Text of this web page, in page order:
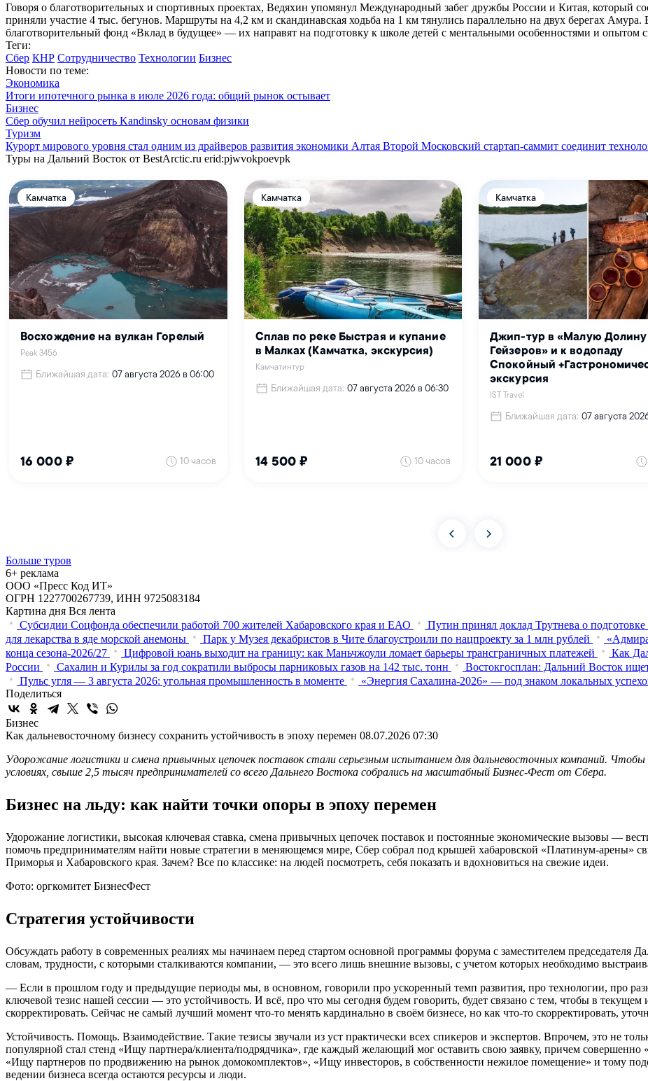
Говоря о благотворительных и спортивных проектах, Ведяхин упомянул Международный забег дружбы России и Китая, который
приняли участие 4 тыс. бегунов. Маршруты на 4,2 км и скандинавская ходьба на 1 км тянулись параллельно на двух берегах
благотворительный фонд «Вклад в будущее» — их направят на подготовку к школе детей с ментальными особенностями и опытом
Теги:
Сбер КНР Сотрудничество Технологии Бизнес
Новости по теме:
Экономика
Итоги ипотечного рынка в июле 2026 года: общий рынок остывает
Бизнес
Сбер обучил нейросеть Kandinsky основам физики
Туризм
Курорт мирового уровня стал одним из драйверов развития экономики Алтая Второй Московский стартап-саммит соединит
Туры на Дальний Восток от BestArctic.ru erid:pjwvokpoevpk
Больше туров
6+ реклама
ООО «Пресс Код ИТ»
ОГРН 1227700267739, ИНН 9725083184
Картина дня Вся лента
Субсидии Соцфонда обеспечили работой 700 жителей Хабаровского края и ЕАО
Путин принял доклад Трутнева о
для лекарства в яде морской анемоны
Парк у Музея декабристов в Чите благоустроили по нацпроекту за 1 млн рублей
конца сезона-2026/27
Цифровой юань выходит на границу: как Маньчжоули ломает барьеры трансграничных платежей
Как
России
Сахалин и Курилы за год сократили выбросы парниковых газов на 142 тыс. тонн
Востокгосплан: Дальний Восток
Пульс угля — 3 августа 2026: угольная промышленность в моменте
«Энергия Сахалина-2026» — под знаком локальных
Поделиться
Бизнес
Как дальневосточному бизнесу сохранить устойчивость в эпоху перемен 08.07.2026 07:30
Удорожание логистики и смена привычных цепочек поставок стали серьезным испытанием для дальневосточных компаний.
условиях, свыше 2,5 тысяч предпринимателей со всего Дальнего Востока собрались на масштабный Бизнес-Фест от Сбера.
Бизнес на льду: как найти точки опоры в эпоху перемен
Удорожание логистики, высокая ключевая ставка, смена привычных цепочек поставок и постоянные экономические вызовы —
помочь предпринимателям найти новые стратегии в меняющемся мире, Сбер собрал под крышей хабаровской «Платинум-арены»
Приморья и Хабаровского края. Зачем? Все по классике: на людей посмотреть, себя показать и вдохновиться на свежие идеи.
Фото: оргкомитет БизнесФест
Стратегия устойчивости
Обсуждать работу в современных реалиях мы начинаем перед стартом основной программы форума с заместителем председателя
словам, трудности, с которыми сталкиваются компании, — это всего лишь внешние вызовы, с учетом которых необходимо
— Если в прошлом году и предыдущие периоды мы, в основном, говорили про ускоренный темп развития, про технологии, про
ключевой тезис нашей сессии — это устойчивость. И всё, про что мы сегодня будем говорить, будет связано с тем, чтобы в
скорректировать. Сейчас не самый лучший момент что-то менять кардинально в своём бизнесе, но как что-то скорректировать,
Устойчивость. Помощь. Взаимодействие. Такие тезисы звучали из уст практически всех спикеров и экспертов. Впрочем, это не
популярной стал стенд «Ищу партнера/клиента/подрядчика», где каждый желающий мог оставить свою заявку, причем
«Ищу партнеров по продвижению на рынок домокомплектов», «Ищу инвесторов, в собственности нежилое помещение» и тому
ведении бизнеса всегда остаются ресурсы и люди.